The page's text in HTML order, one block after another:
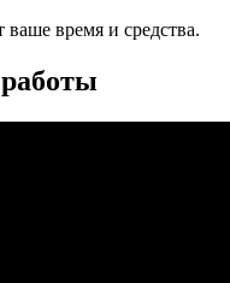
время и средства.